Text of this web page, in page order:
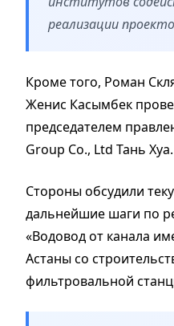
реализации
Кроме того, Роман
Женис Касымбек
председателем
Group Co., Ltd Тань Хуа.
Стороны обсудили
дальнейшие шаги по
«Водовод от канала
Астаны со
фильтровальной